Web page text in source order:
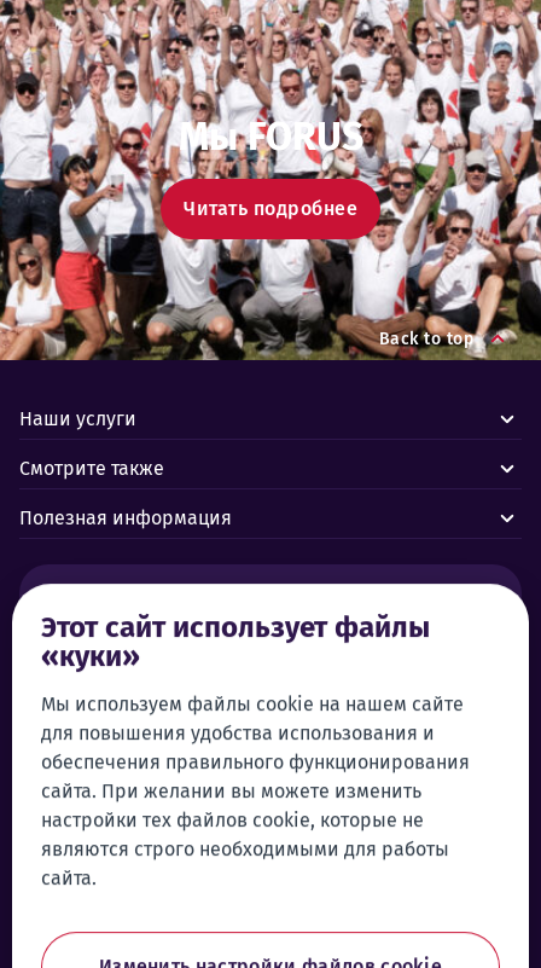
Этот сайт использует файлы
«куки»
Мы используем файлы cookie на нашем сайте
для повышения удобства использования и
обеспечения правильного функционирования
сайта. При желании вы можете изменить
настройки тех файлов cookie, которые не
являются строго необходимыми для работы
сайта.
Мы FORUS
Читать подробнее
Back to top
Наши услуги
Смотрите также
Полезная информация
Центр управления Forus 24/7
+372 619 1999
klienditeenindus@forus.ee
Самообслуживание
Войти в систему самообслуживания
Общие контактные данные:
forus@forus.ee